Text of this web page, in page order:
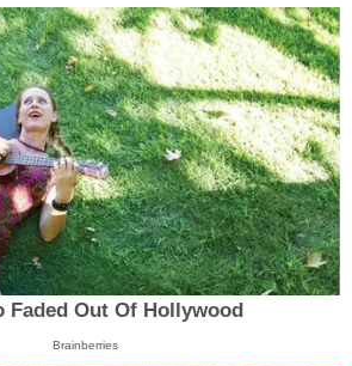
Faded Out Of Hollywood
Brainberries